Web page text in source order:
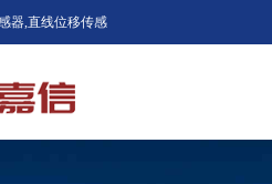
器,直线位移传感
感器，LVDT位